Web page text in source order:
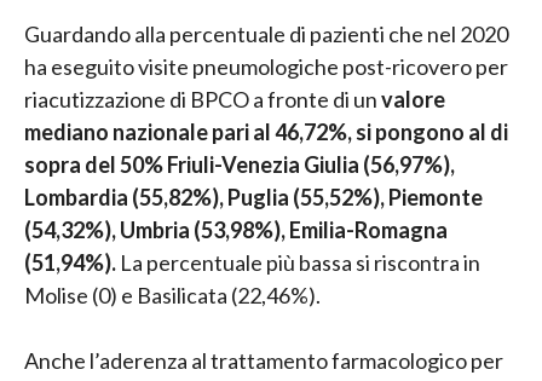
Guardando alla percentuale di pazienti che nel 2020
ha eseguito visite pneumologiche post-ricovero per
riacutizzazione di BPCO a fronte di unvalore
mediano nazionale pari al 46,72%, si pongono al di
sopra del 50% Friuli-Venezia Giulia (56,97%),
Lombardia (55,82%), Puglia (55,52%), Piemonte
(54,32%), Umbria (53,98%), Emilia-Romagna
(51,94%). La percentuale più bassa si riscontra in
Molise (0) e Basilicata (22,46%).
Anche l’aderenza al trattamento farmacologico per